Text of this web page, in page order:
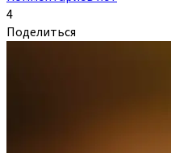
4
Поделиться